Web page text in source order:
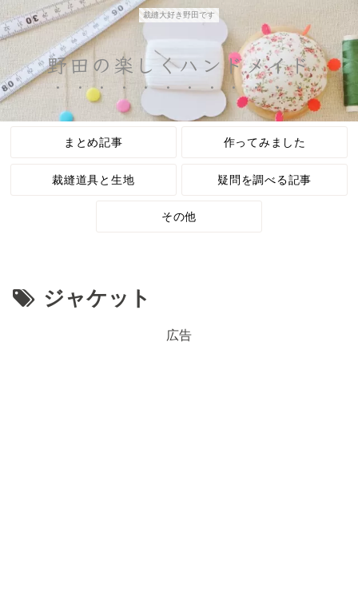
裁縫大好き野田です
野田の楽しくハンドメイド
まとめ記事 作ってみました
裁縫道具と生地 疑問を調べる記事
その他
ジャケット
広告